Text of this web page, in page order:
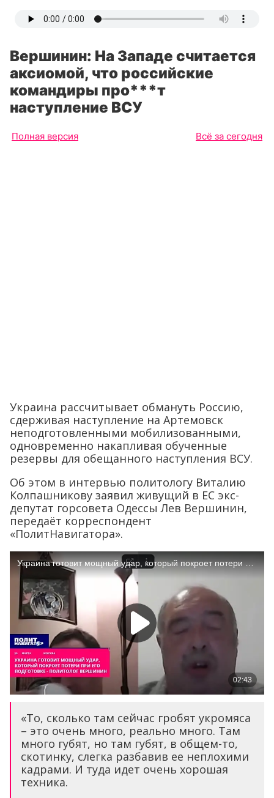
Вершинин: На Западе считается
аксиомой, что российские
командиры про***т
наступление ВСУ
Полная версия Всё за сегодня
Украина рассчитывает обмануть Россию,
сдерживая наступление на Артемовск
неподготовленными мобилизованными,
одновременно накапливая обученные
резервы для обещанного наступления ВСУ.
Об этом в интервью политологу Виталию
Колпашникову заявил живущий в ЕС экс-
депутат горсовета Одессы Лев Вершинин,
передаёт корреспондент
«ПолитНавигатора».
«То, сколько там сейчас гробят укромяса
– это очень много, реально много. Там
много губят, но там губят, в общем-то,
скотинку, слегка разбавив ее неплохими
кадрами. И туда идет очень хорошая
техника.